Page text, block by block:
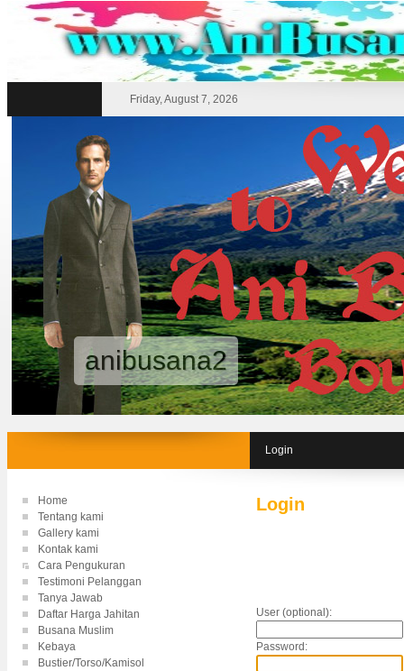
Friday, August 7, 2026
Login
Home
Tentang kami
Gallery kami
Kontak kami
Cara Pengukuran
Testimoni Pelanggan
Tanya Jawab
Daftar Harga Jahitan
Busana Muslim
Kebaya
Bustier/Torso/Kamisol
Login
User (optional):
Password: